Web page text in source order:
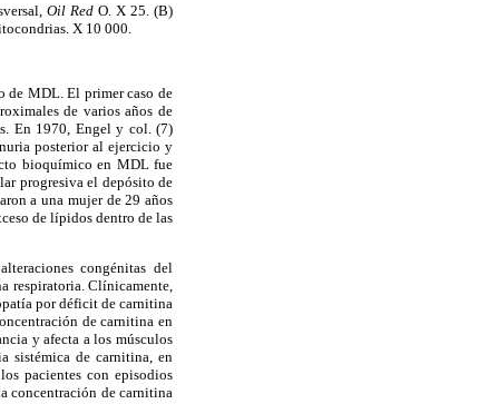
Oil Red O. X 25. (B)
X 10 000.
de MDL. El primer caso de
de varios años de
En 1970, Engel y col. (7)
posterior al ejercicio y
bioquímico en MDL fue
progresiva el depósito de
a una mujer de 29 años
de lípidos dentro de las
congénitas del
respiratoria. Clínicamente,
por déficit de carnitina
de carnitina en
y afecta a los músculos
sistémica de carnitina, en
pacientes con episodios
concentración de carnitina